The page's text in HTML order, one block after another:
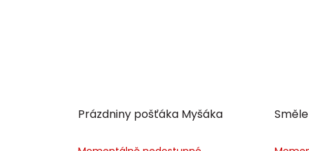
Prázdniny pošťáka Myšáka